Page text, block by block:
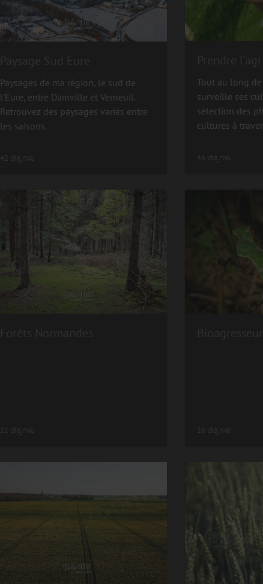
Paysages de ma région, le sud de
l'Eure, entre Damville et Verneuil.
Retrouvez des paysages variés entre
les saisons.
42 ಚಿತ್ರಗಳು
Tout au long
surveille ses
sélection des
cultures à
46 ಚಿತ್ರಗಳು
21 ಚಿತ್ರಗಳು 26 ಚಿತ್ರಗಳು